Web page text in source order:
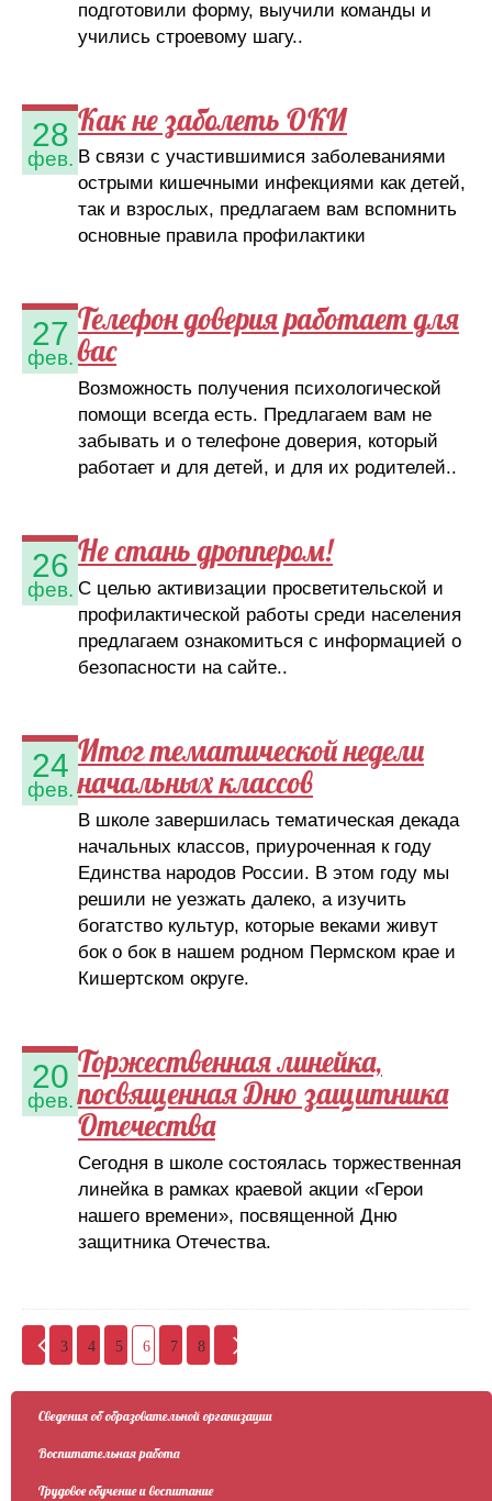
подготовили форму, выучили команды и
учились строевому шагу..
28
фев.
Как не заболеть ОКИ
В связи с участившимися заболеваниями
острыми кишечными инфекциями как детей,
так и взрослых, предлагаем вам вспомнить
основные правила профилактики
27
фев.
Телефон доверия работает для
вас
Возможность получения психологической
помощи всегда есть. Предлагаем вам не
забывать и о телефоне доверия, который
работает и для детей, и для их родителей..
26
фев.
Не стань дроппером!
С целью активизации просветительской и
профилактической работы среди населения
предлагаем ознакомиться с информацией о
безопасности на сайте..
24
фев.
Итог тематической недели
начальных классов
В школе завершилась тематическая декада
начальных классов, приуроченная к году
Единства народов России. В этом году мы
решили не уезжать далеко, а изучить
богатство культур, которые веками живут
бок о бок в нашем родном Пермском крае и
Кишертском округе.
20
фев.
Торжественная линейка,
посвященная Дню защитника
Отечества
Сегодня в школе состоялась торжественная
линейка в рамках краевой акции «Герои
нашего времени», посвященной Дню
защитника Отечества.
3 4 5 6 7 8
Сведения об образовательной организации
Воспитательная работа
Трудовое обучение и воспитание